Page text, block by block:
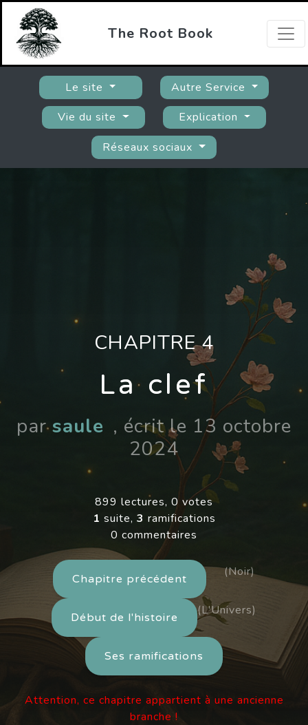
The Root Book
Le site
Autre Service
Vie du site
Explication
Réseaux sociaux
CHAPITRE 4
La clef
parsaule , écrit le 13 octobre
2024
899 lectures, 0 votes
1 suite, 3 ramifications
0 commentaires
Chapitre précédent (Noir)
Début de l'histoire (L'Univers)
Ses ramifications
Attention, ce chapitre appartient à une ancienne
branche !